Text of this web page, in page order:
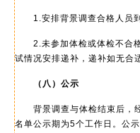
1.安排背景调查合格人员到
2.未参加体检或体检不合格
试情况安排递补，递补如无合
（八）公示
背景调查与体检结束后，经
名单公示期为5个工作日。公